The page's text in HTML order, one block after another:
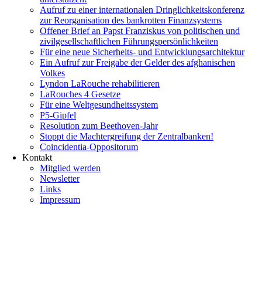
Aufruf zu einer internationalen Dringlichkeitskonferenz
zur Reorganisation des bankrotten Finanzsystems
Offener Brief an Papst Franziskus von politischen und
zivilgesellschaftlichen Führungspersönlichkeiten
Für eine neue Sicherheits- und Entwicklungsarchitektur
Ein Aufruf zur Freigabe der Gelder des afghanischen
Volkes
Lyndon LaRouche rehabilitieren
LaRouches 4 Gesetze
Für eine Weltgesundheitssystem
P5-Gipfel
Resolution zum Beethoven-Jahr
Stoppt die Machtergreifung der Zentralbanken!
Coincidentia-Oppositorum
Kontakt
Mitglied werden
Newsletter
Links
Impressum